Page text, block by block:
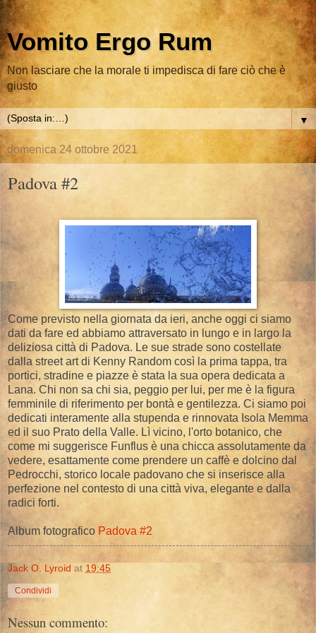
Vomito Ergo Rum
Non lasciare che la morale ti impedisca di fare ciò che è
giusto
▼
domenica 24 ottobre 2021
Padova #2
Come previsto nella giornata da ieri, anche oggi ci siamo
dati da fare ed abbiamo attraversato in lungo e in largo la
deliziosa città di Padova. Le sue strade sono costellate
dalla street art di Kenny Random così la prima tappa, tra
portici, stradine e piazze è stata la sua opera dedicata a
Lana. Chi non sa chi sia, peggio per lui, per me è la figura
femminile di riferimento per bontà e gentilezza. Ci siamo poi
dedicati interamente alla stupenda e rinnovata Isola Memma
ed il suo Prato della Valle. Lì vicino, l'orto botanico, che
come mi suggerisce Funflus è una chicca assolutamente da
vedere, esattamente come prendere un caffè e dolcino dal
Pedrocchi, storico locale padovano che si inserisce alla
perfezione nel contesto di una città viva, elegante e dalla
radici forti.
Album fotografico Padova #2
Jack O. Lyroid at 19:45
Condividi
Nessun commento: